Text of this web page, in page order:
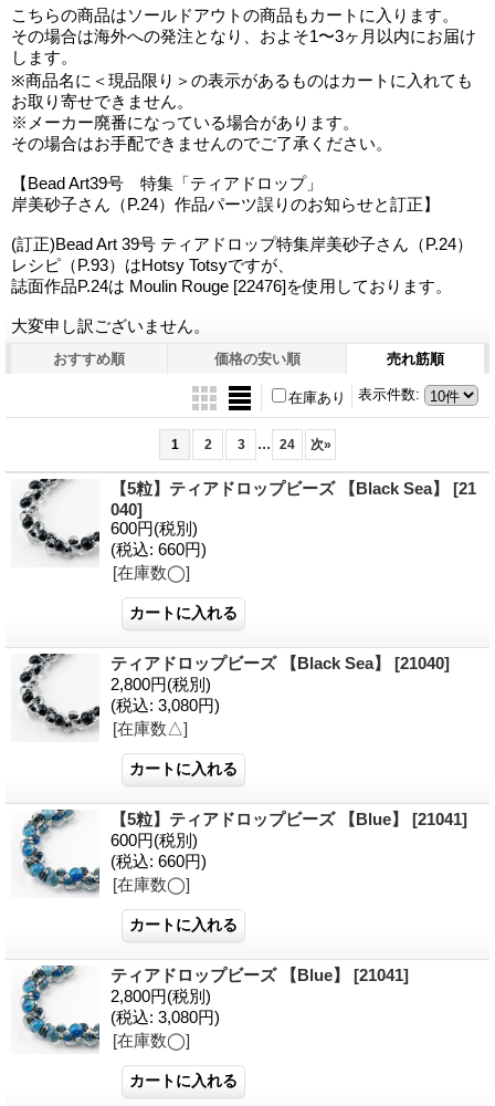
こちらの商品はソールドアウトの商品もカートに入ります。
その場合は海外への発注となり、およそ1〜3ヶ月以内にお届け
します。
※商品名に＜現品限り＞の表示があるものはカートに入れても
お取り寄せできません。
※メーカー廃番になっている場合があります。
その場合はお手配できませんのでご了承ください。
【Bead Art39号 特集「ティアドロップ」
岸美砂子さん（P.24）作品パーツ誤りのお知らせと訂正】
(訂正)Bead Art 39号 ティアドロップ特集岸美砂子さん（P.24）
レシピ（P.93）はHotsy Totsyですが、
誌面作品P.24は Moulin Rouge [22476]を使用しております。
大変申し訳ございません。
おすすめ順 価格の安い順 売れ筋順
表示件数:
在庫あり
1 2 3 ... 24 次»
【5粒】ティアドロップビーズ 【Black Sea】 [21
040]
600円(税別)
(税込: 660円)
[在庫数◯]
ティアドロップビーズ 【Black Sea】 [21040]
2,800円(税別)
(税込: 3,080円)
[在庫数△]
【5粒】ティアドロップビーズ 【Blue】 [21041]
600円(税別)
(税込: 660円)
[在庫数◯]
ティアドロップビーズ 【Blue】 [21041]
2,800円(税別)
(税込: 3,080円)
[在庫数◯]